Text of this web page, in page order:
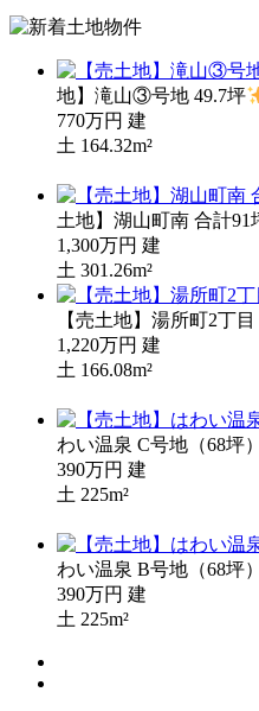
地】滝山③号地 49.7坪
770万円 建
土 164.32m²
土地】湖山町南 合計91
1,300万円 建
土 301.26m²
【売土地】湯所町2丁目
1,220万円 建
土 166.08m²
わい温泉 C号地（68坪）
390万円 建
土 225m²
わい温泉 B号地（68坪）
390万円 建
土 225m²